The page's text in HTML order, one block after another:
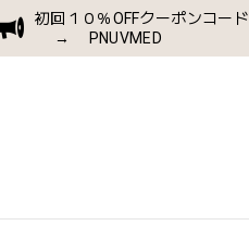
初回１０％OFFクーポンコード
→ PNUVMED